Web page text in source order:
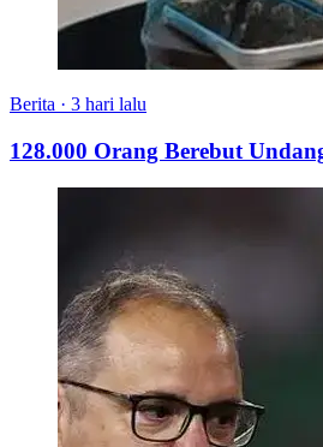
Berita · 3 hari lalu
128.000 Orang Berebut